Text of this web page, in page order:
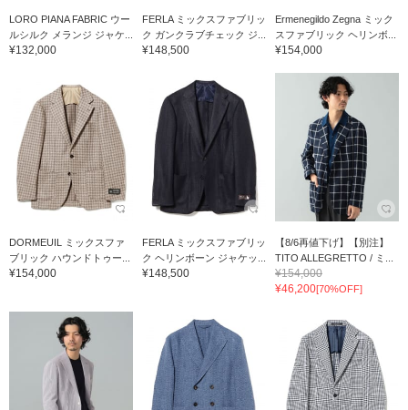
LORO PIANA FABRIC ウー
ルシルク メランジ ジャケ...
¥132,000
FERLA ミックスファブリッ
ク ガンクラブチェック ジ...
¥148,500
Ermenegildo Zegna ミック
スファブリック ヘリンボ...
¥154,000
DORMEUIL ミックスファ
ブリック ハウンドトゥー...
¥154,000
FERLA ミックスファブリッ
ク ヘリンボーン ジャケッ...
¥148,500
【8/6再値下げ】【別注】
TITO ALLEGRETTO / ミ...
¥154,000
¥46,200[70%OFF]